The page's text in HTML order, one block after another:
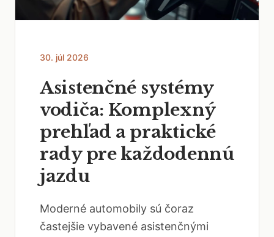
30. júl 2026
Asistenčné systémy
vodiča: Komplexný
prehľad a praktické
rady pre každodennú
jazdu
Moderné automobily sú čoraz
častejšie vybavené asistenčnými